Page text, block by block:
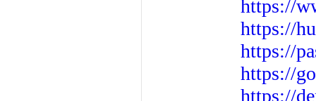
https://
https://
https://
https://
https://